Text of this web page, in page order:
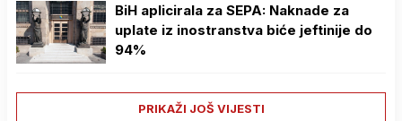
BiH aplicirala za SEPA: Naknade za
uplate iz inostranstva biće jeftinije do
94%
PRIKAŽI JOŠ VIJESTI